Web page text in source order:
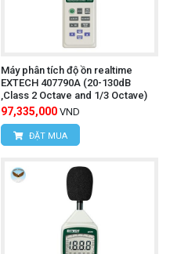
Máy phân tích độ ồn realtime
EXTECH 407790A (20-130dB
,Class 2 Octave and 1/3 Octave)
97,335,000 VND
ĐẶT MUA